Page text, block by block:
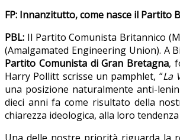
FP: Innanzitutto, come nasce il
PBL: Il Partito Comunista Britannico
(Amalgamated Engineering Union).
Partito Comunista di Gran Bretagna,
Harry Pollitt scrisse un pamphlet, “La
una posizione naturalmente anti-
dieci anni fa come risultato della
chiarezza ideologica, alla loro